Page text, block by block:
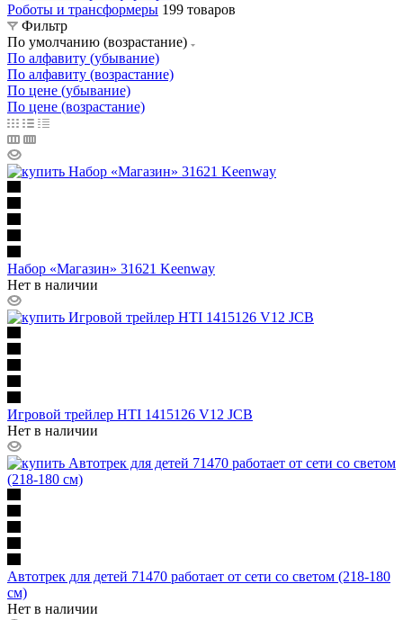
Роботы и трансформеры 199 товаров
Фильтр
По умолчанию (возрастание)
По алфавиту (убывание)
По алфавиту (возрастание)
По цене (убывание)
По цене (возрастание)
Набор «Магазин» 31621 Keenway
Нет в наличии
Игровой трейлер HTI 1415126 V12 JCB
Нет в наличии
Автотрек для детей 71470 работает от сети со светом (218-180
см)
Нет в наличии